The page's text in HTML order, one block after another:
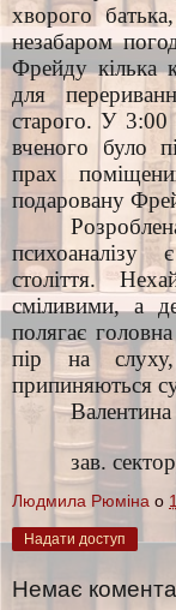
хворого
незабаром
Фрейду кілька
для
старого. У
вченого було
прах
подаровану
століття.
сміливими, а
полягає
пір на
припиняються
Валентина
зав.
Людмила Рюміна о
Надати доступ
Немає